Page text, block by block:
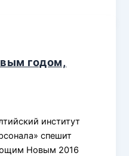
годом,
институт
спешит
Новым 2016